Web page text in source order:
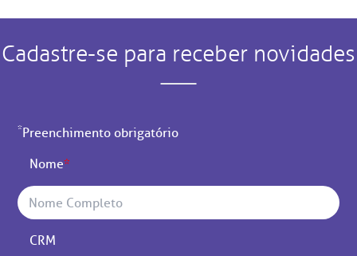
Cadastre-se para receber novidades
*Preenchimento obrigatório
Nome*
CRM